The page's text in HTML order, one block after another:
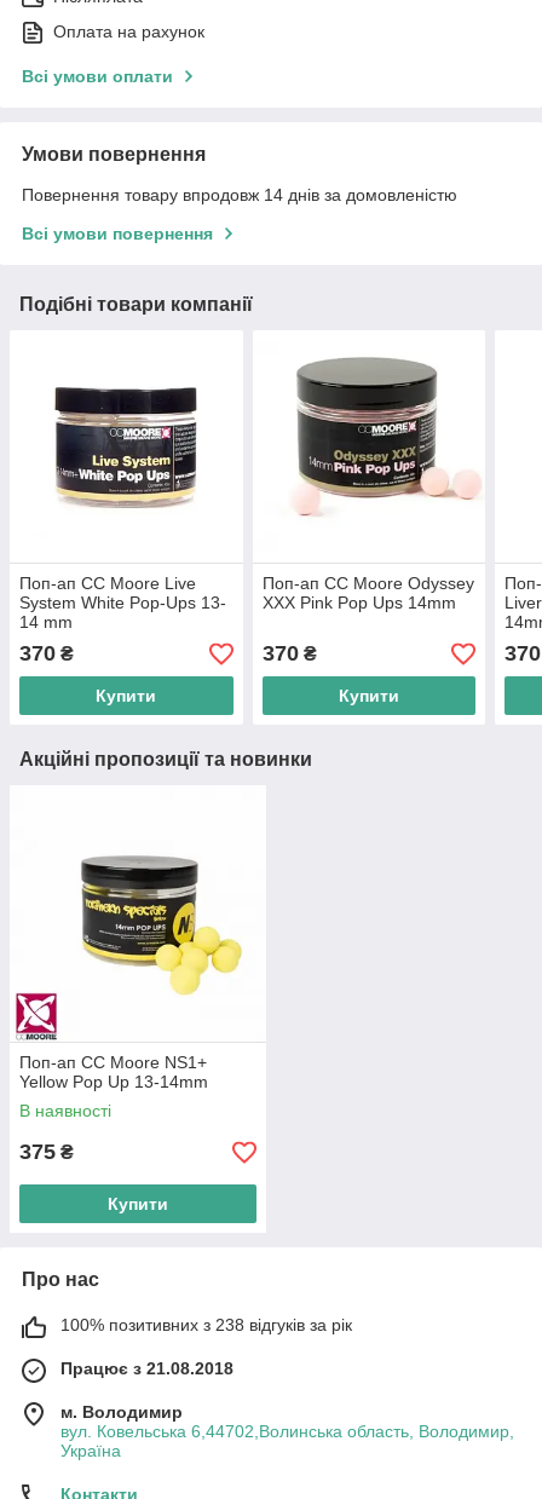
Оплата на рахунок
Всі умови оплати
Умови повернення
Повернення товару впродовж 14 днів за домовленістю
Всі умови повернення
Подібні товари компанії
Поп-ап CC Moore Live
System White Pop-Ups 13-
14 mm
370 ₴
Купити
Поп-ап CC Moore Odyssey
XXX Pink Pop Ups 14mm
370₴
Купити
370
Акційні пропозиції та новинки
Поп-ап CC Moore NS1+
Yellow Pop Up 13-14mm
В наявності
375 ₴
Купити
Про нас
100% позитивних з 238 відгуків за рік
Працює з 21.08.2018
м. Володимир
вул. Ковельська 6,44702,Волинська область, Володимир,
Україна
Контакти